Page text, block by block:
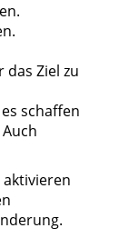
das Ziel zu
schaffen
aktivieren